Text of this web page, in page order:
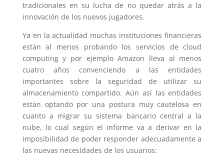
tradicionales en su lucha de no quedar atrás a la
innovación de los nuevos jugadores.
Ya en la actualidad muchas instituciones financieras
están al menos probando los servicios de cloud
computing y por ejemplo Amazon lleva al menos
cuatro años convenciendo a las entidades
importantes sobre la seguridad de utilizar su
almacenamiento compartido. Aún así las entidades
están optando por una postura muy cautelosa en
cuanto a migrar su sistema bancario central a la
nube, lo cual según el informe va a derivar en la
imposibilidad de poder responder adecuadamente a
las nuevas necesidades de los usuarios: